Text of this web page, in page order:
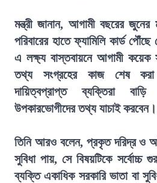
মন্ত্রী জানান, আগামী বছরের
পরিবারের হাতে ফ্যামিলি কার্ড পৌঁছে
এ লক্ষ্য বাস্তবায়নে আগামী কয়েক
তথ্য সংগ্রহের কাজ শেষ
দায়িত্বপ্রাপ্ত ব্যক্তিরা
উপকারভোগীদের তথ্য যাচাই করবেন।
তিনি আরও বলেন, প্রকৃত দরিদ্র ও
সুবিধা পায়, সে বিষয়টিকে
ব্যক্তি একাধিক সরকারি ভাতা বা